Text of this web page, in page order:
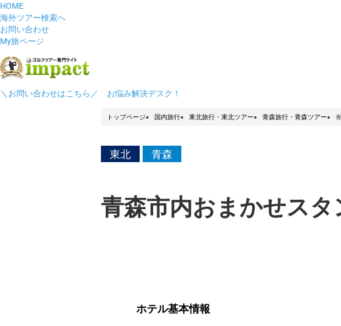
HOME
海外ツアー検索へ
お問い合わせ
My旅ページ
＼お問い合わせはこちら／ お悩み解決デスク！
トップページ 国内旅行 東北旅行・東北ツアー 青森旅行・青森ツアー
東北 青森
青森市内おまかせス
ホテル基本情報